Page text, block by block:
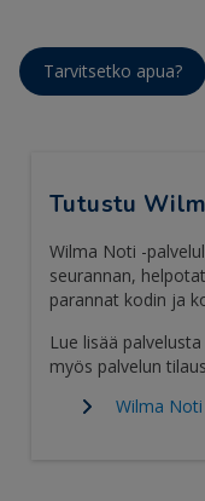
Tarvitsetko apua?
Tutustu
Wilma Noti -
seurannan,
parannat kodin ja
Lue lisää
myös palvelun
Wilma Noti